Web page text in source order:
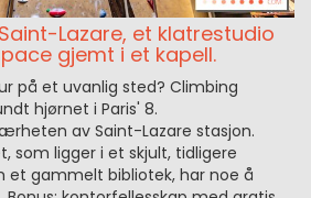
Lazare, et klatrestudio
gjemt i et kapell.
på et uvanlig sted? Climbing
hjørnet i Paris' 8.
av Saint-Lazare stasjon.
som ligger i et skjult, tidligere
et gammelt bibliotek, har noe å